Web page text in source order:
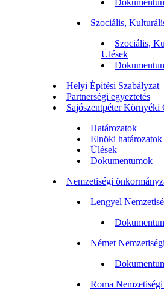
Szociális,
Szociális,
Ülések
Helyi Építési Szabályzat
Partnerségi egyeztetés
Sajószentpéter Környéki
Határozatok
Elnöki határozatok
Ülések
Dokumentumok
Nemzetiségi
Lengyel
Német
Roma